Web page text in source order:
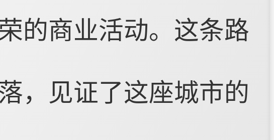
的商业活动。这条路
，见证了这座城市的